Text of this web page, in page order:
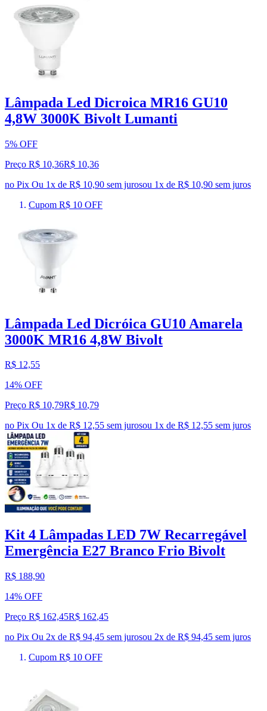
Lâmpada Led Dicroica MR16 GU10
4,8W 3000K Bivolt Lumanti
5% OFF
Preço R$ 10,36R$ 10,36
no Pix Ou 1x de R$ 10,90 sem jurosou 1x de R$ 10,90 sem juros
Cupom R$ 10 OFF
Lâmpada Led Dicróica GU10 Amarela
3000K MR16 4,8W Bivolt
R$ 12,55
14% OFF
Preço R$ 10,79R$ 10,79
no Pix Ou 1x de R$ 12,55 sem jurosou 1x de R$ 12,55 sem juros
Kit 4 Lâmpadas LED 7W Recarregável
Emergência E27 Branco Frio Bivolt
R$ 188,90
14% OFF
Preço R$ 162,45R$ 162,45
no Pix Ou 2x de R$ 94,45 sem jurosou 2x de R$ 94,45 sem juros
Cupom R$ 10 OFF